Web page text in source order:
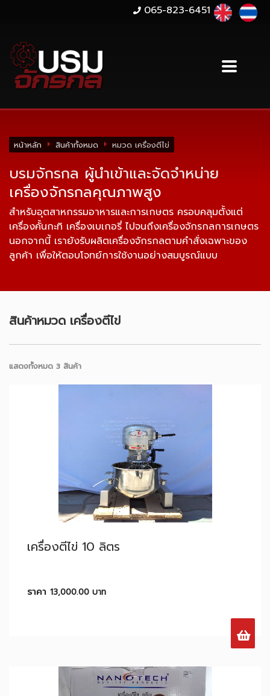
065-823-6451
หน้าหลัก สินค้าทั้งหมด หมวด เครื่องตีไข่
บรมจักรกล ผู้นำเข้าและจัดจำหน่าย
เครื่องจักรกลคุณภาพสูง
สำหรับอุตสาหกรรมอาหารและการเกษตร ครอบคลุมตั้งแต่
เครื่องคั้นกะทิ เครื่องเบเกอรี่ ไปจนถึงเครื่องจักรกลการเกษตร
นอกจากนี้ เรายังรับผลิตเครื่องจักรกลตามคำสั่งเฉพาะของ
ลูกค้า เพื่อให้ตอบโจทย์การใช้งานอย่างสมบูรณ์แบบ
สินค้าหมวด เครื่องตีไข่
แสดงทั้งหมด 3 สินค้า
เครื่องตีไข่ 10 ลิตร
ราคา 13,000.00 บาท